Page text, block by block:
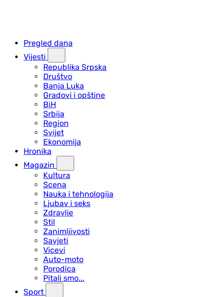
Pregled dana
Vijesti
Republika Srpska
Društvo
Banja Luka
Gradovi i opštine
BiH
Srbija
Region
Svijet
Ekonomija
Hronika
Magazin
Kultura
Scena
Nauka i tehnologija
Ljubav i seks
Zdravlje
Stil
Zanimljivosti
Savjeti
Vicevi
Auto-moto
Porodica
Pitali smo...
Sport